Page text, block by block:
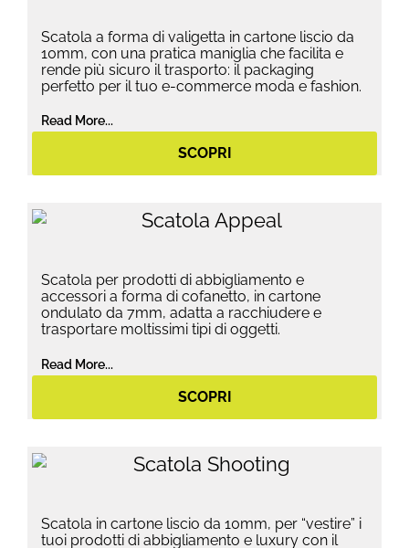
Scatola a forma di valigetta in cartone liscio da
10mm, con una pratica maniglia che facilita e
rende più sicuro il trasporto: il packaging
perfetto per il tuo e-commerce moda e fashion.
Read More...
SCOPRI
Scatola per prodotti di abbigliamento e
accessori a forma di cofanetto, in cartone
ondulato da 7mm, adatta a racchiudere e
trasportare moltissimi tipi di oggetti.
Read More...
SCOPRI
Scatola in cartone liscio da 10mm, per “vestire” i
tuoi prodotti di abbigliamento e luxury con il